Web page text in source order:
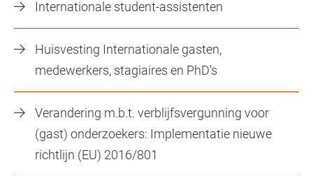
Internationale student-assistenten
Huisvesting Internationale gasten,
medewerkers, stagiaires en PhD's
Verandering m.b.t. verblijfsvergunning voor
(gast) onderzoekers: Implementatie nieuwe
richtlijn (EU) 2016/801